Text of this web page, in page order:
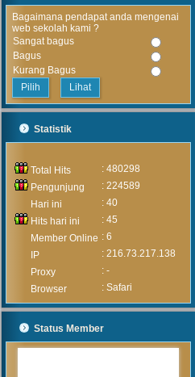
Bagaimana pendapat anda mengenai
web sekolah kami ?
Sangat bagus
Bagus
Kurang Bagus
Lihat
Statistik
Total Hits
: 480298
Pengunjung
: 224589
Hari ini
: 40
Hits hari ini
: 45
Member Online : 6
IP
: 216.73.217.138
Proxy
: -
Browser
: Safari
Status Member